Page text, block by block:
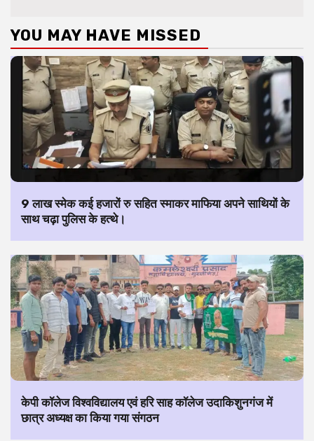
YOU MAY HAVE MISSED
9 लाख स्मेक कई हजारों रु सहित स्माकर माफिया अपने साथियों के
साथ चढ़ा पुलिस के हत्थे।
केपी कॉलेज विश्वविद्यालय एवं हरि साह कॉलेज उदाकिशुनगंज में
छात्र अध्यक्ष का किया गया संगठन